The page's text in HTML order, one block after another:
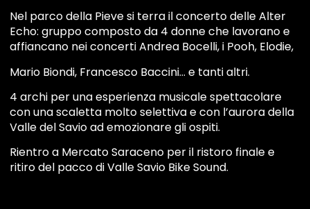
Nel parco della Pieve si terra il concerto delle Alter
Echo: gruppo composto da 4 donne che lavorano e
affiancano nei concerti Andrea Bocelli, i Pooh, Elodie,
Mario Biondi, Francesco Baccini… e tanti altri.
4 archi per una esperienza musicale spettacolare
con una scaletta molto selettiva e con l’aurora della
Valle del Savio ad emozionare gli ospiti.
Rientro a Mercato Saraceno per il ristoro finale e
ritiro del pacco di Valle Savio Bike Sound.